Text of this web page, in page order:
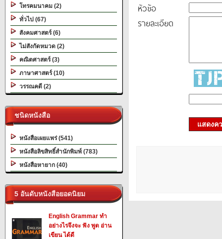
โทรคมนาคม (2)
ทั่วไป (67)
สังคมศาสตร์ (6)
ไม่สังกัดหมวด (2)
คณิตศาสตร์ (3)
ภาษาศาสตร์ (10)
วรรณคดี (2)
ชนิดหนังสือ
หนังสือเผยแพร่ (541)
หนังสือลิขสิทธิ์สำนักพิมพ์ (783)
หนังสือหายาก (40)
5 อันดับหนังสือยอดนิยม
English Grammar ทำ
อย่างไรจึงจะ ฟัง พูด อ่าน
เขียน ได้ดี
หัวข้อ
รายละเอียด
แสดงค